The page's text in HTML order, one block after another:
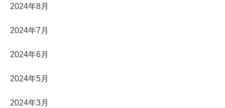
2024年8月
2024年7月
2024年6月
2024年5月
2024年3月